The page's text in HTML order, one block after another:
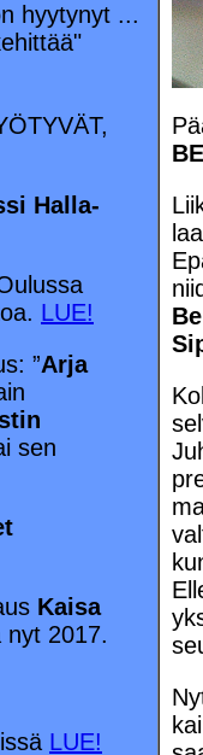
hyytynyt ...
Halla-
LUE!
”Arja
sen
Kaisa
nyt 2017.
LUE!